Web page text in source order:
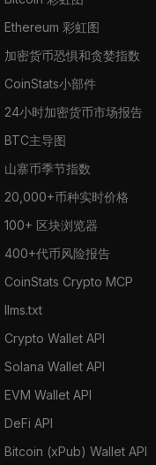
Ethereum 彩虹图
加密货币恐惧和贪婪指数
CoinStats小部件
24小时加密货币市场报告
BTC主导图
山寨币季节指数
20,000+币种实时价格
100+ 区块浏览器
400+代币风险报告
CoinStats Crypto MCP
llms.txt
Crypto Wallet API
Solana Wallet API
EVM Wallet API
DeFi API
Bitcoin (xPub) Wallet API